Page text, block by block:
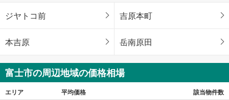
ジヤトコ前 吉原本町
本吉原 岳南原田
富士市の周辺地域の価格相場
エリア 平均価格 該当物件数